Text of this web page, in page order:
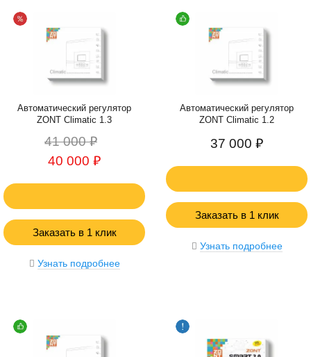
Автоматический регулятор
ZONT Climatic 1.3
41 000 ₽
40 000 ₽
Заказать в 1 клик
Узнать подробнее
Автоматический регулятор
ZONT Climatic 1.2
37 000 ₽
Заказать в 1 клик
Узнать подробнее